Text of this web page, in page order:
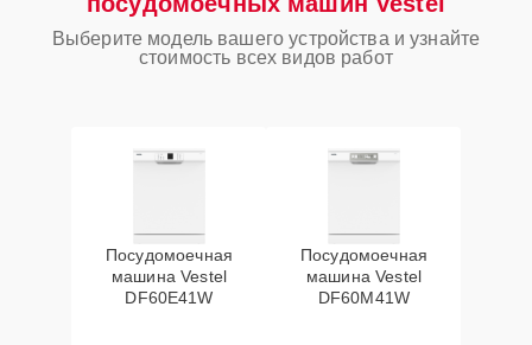
Выберите модель вашего устройства и узнайте
стоимость всех видов работ
Посудомоечная
машина Vestel
DF60E41W
Посудомоечная
машина Vestel
DF60M41W